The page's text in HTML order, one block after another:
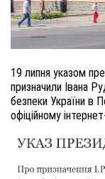
19 липня указом
призначили Івана
безпеки України в
офіційному